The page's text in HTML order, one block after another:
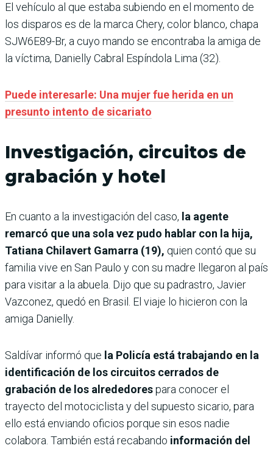
El vehículo al que estaba subiendo en el momento de
los disparos es de la marca Chery, color blanco, chapa
SJW6E89-Br, a cuyo mando se encontraba la amiga de
la víctima, Danielly Cabral Espíndola Lima (32).
Puede interesarle: Una mujer fue herida en un
presunto intento de sicariato
Investigación, circuitos de
grabación y hotel
En cuanto a la investigación del caso, la agente
remarcó que una sola vez pudo hablar con la hija,
Tatiana Chilavert Gamarra (19), quien contó que su
familia vive en San Paulo y con su madre llegaron al país
para visitar a la abuela. Dijo que su padrastro, Javier
Vazconez, quedó en Brasil. El viaje lo hicieron con la
amiga Danielly.
Saldívar informó que la Policía está trabajando en la
identificación de los circuitos cerrados de
grabación de los alrededorespara conocer el
trayecto del motociclista y del supuesto sicario, para
ello está enviando oficios porque sin esos nadie
colabora. También está recabando información del